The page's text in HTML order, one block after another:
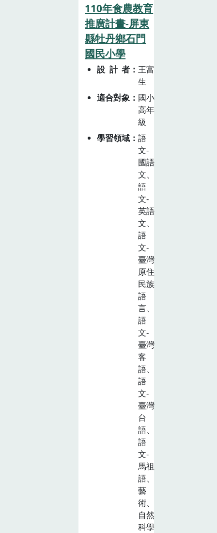
境的關係、市場
上的供需法則等
議題，開闊學生
的視野，最後透
過前面所學的知
識去思考，如何
設計創新 的地
瓜商品來使農產
品能永續的經營
下去，讓學生透
過課 程，體驗
並傳承石門在地
翻土、整地、施
肥、播種、澆
水、 照顧的歷
程中，知道植物
生長所需的條件
(水、陽光、土
壤)，瞭解餐桌
上的食物從哪裡
而來，並學習珍
110年食農教育
推廣計畫-屏東
縣牡丹鄉石門
國民小學
設計者
王富
生
適合對象
國小
高年
級
學習領域
語
文-
國語
文、
語
文-
英語
文、
語
文-
臺灣
原住
民族
語
言、
語
文-
臺灣
客
語、
語
文-
臺灣
台
語、
語
文-
馬祖
語、
藝
術、
自然
科學